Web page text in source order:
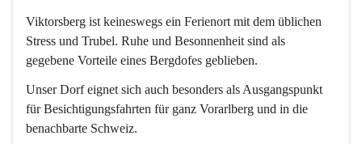
Viktorsberg ist keineswegs ein Ferienort mit dem üblichen
Stress und Trubel. Ruhe und Besonnenheit sind als
gegebene Vorteile eines Bergdofes geblieben.
Unser Dorf eignet sich auch besonders als Ausgangspunkt
für Besichtigungsfahrten für ganz Vorarlberg und in die
benachbarte Schweiz.